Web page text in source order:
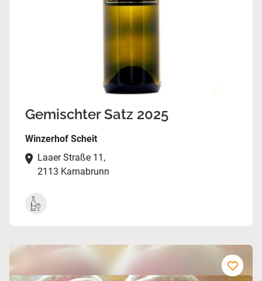
Gemischter Satz 2025
Winzerhof Scheit
Laaer Straße 11,
2113 Karnabrunn